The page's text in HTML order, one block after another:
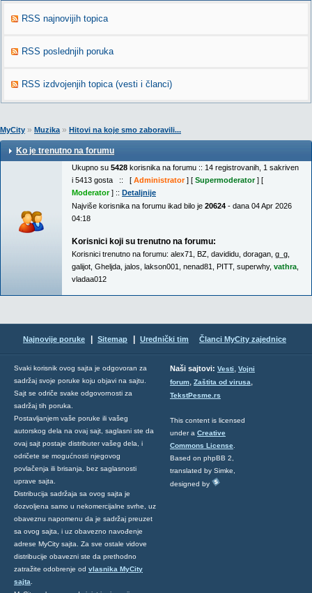
RSS najnovijih topica
RSS poslednjih poruka
RSS izdvojenjih topica (vesti i članci)
MyCity » Muzika» Hitovi na koje smo zaboravili...
Ko je trenutno na forumu
Ukupno su 5428 korisnika na forumu :: 14 registrovanih, 1 sakriven
i 5413 gosta :: [ Administrator] [ Supermoderator] [
Moderator] :: Detaljnije
Najviše korisnika na forumu ikad bilo je 20624 - dana 04 Apr 2026
04:18
Korisnici koji su trenutno na forumu:
Korisnici trenutno na forumu: alex71 BZ davididu doragan g_g
galijot Gheljda jalos lakson001 nenad81 PITT, superwhy, vathra
vladaa012
Najnovije poruke Sitemap Urednički tim Članci MyCity zajednice
Svaki korisnik ovog sajta je odgovoran za
sadržaj svoje poruke koju objavi na sajtu.
Sajt se odriče svake odgovornosti za
sadržaj tih poruka.
Postavljanjem vaše poruke ili vašeg
autorskog dela na ovaj sajt, saglasni ste da
ovaj sajt postaje distributer vašeg dela, i
odričete se mogućnosti njegovog
povlačenja ili brisanja, bez saglasnosti
uprave sajta.
Distribucija sadržaja sa ovog sajta je
dozvoljena samo u nekomercijalne svrhe, uz
obaveznu napomenu da je sadržaj preuzet
sa ovog sajta, i uz obavezno navođenje
adrese MyCity sajta. Za sve ostale vidove
distribucije obavezni ste da prethodno
zatražite odobrenje od vlasnika MyCity
sajta
Naši sajtovi: Vesti, Vojni
forum, Zaštita od virusa,
TekstPesme.rs
This content is licensed
under a Creative
Commons License
Based on phpBB 2,
translated by Simke,
designed by